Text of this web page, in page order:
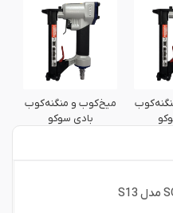
میخ‌کوب و منگنه‌کوب
بادی سوکو